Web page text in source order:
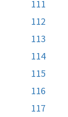
111
112
113
114
115
116
117